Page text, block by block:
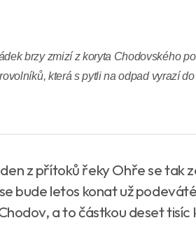
brzy zmizí z koryta Chodovského
která s pytli na odpad vyrazí
z přítoků řeky Ohře se tak
bude letos konat už
a to částkou deset tisíc